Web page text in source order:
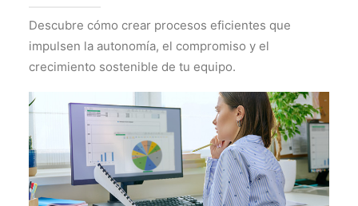
Descubre cómo crear procesos eficientes que
impulsen la autonomía, el compromiso y el
crecimiento sostenible de tu equipo.